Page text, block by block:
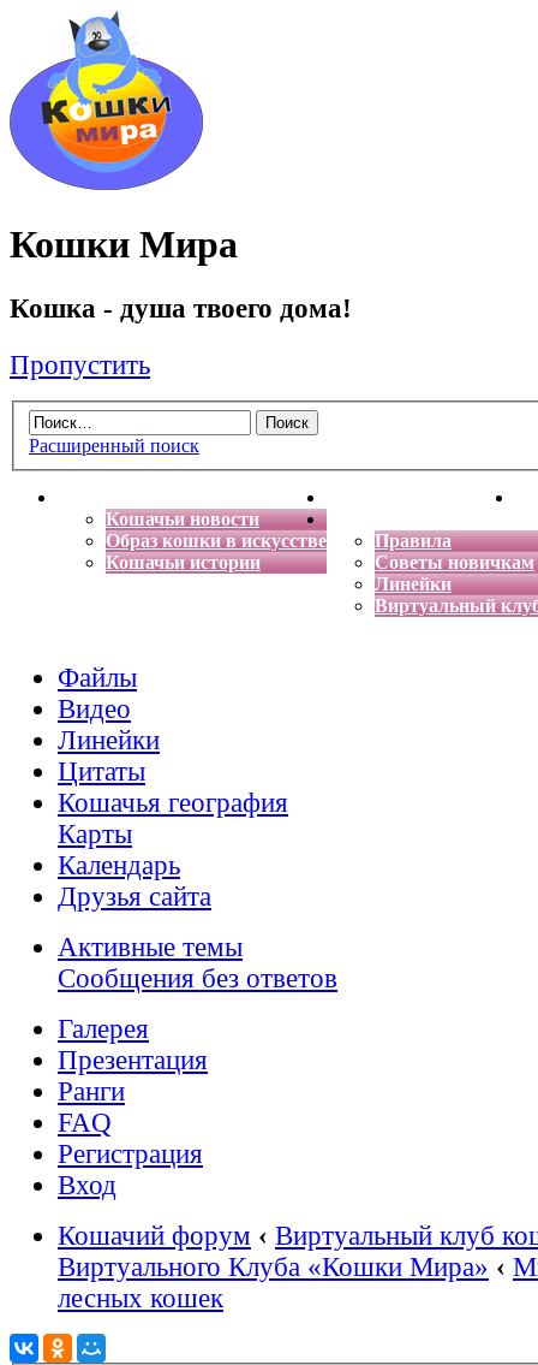
Кошки Мира
Кошка - душа твоего дома!
Пропустить
Расширенный поиск
Кошачьи новости
Образ кошки в искусстве
Кошачьи истории
Энциклопедия кошек
Правила
Советы новичкам
Линейки
Виртуальный
Файлы
Видео
Линейки
Цитаты
Кошачья география
Карты
Календарь
Друзья сайта
Активные темы
Сообщения без ответов
Галерея
Презентация
Ранги
FAQ
Регистрация
Вход
Кошачий форум ‹ Виртуальный клуб
Виртуального Клуба «Кошки Мира» ‹
лесных кошек